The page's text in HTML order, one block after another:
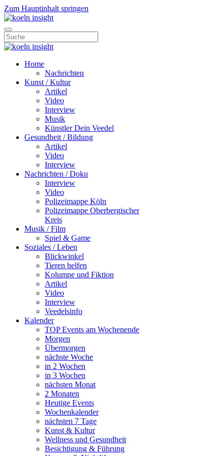
Zum Hauptinhalt springen
Home
Nachrichten
Kunst / Kultur
Artikel
Video
Interview
Musik
Künstler Dein Veedel
Gesundheit / Bildung
Artikel
Video
Interview
Nachrichten / Doku
Interview
Video
Polizeimappe Köln
Polizeimappe Oberbergischer
Kreis
Musik / Film
Spiel & Game
Soziales / Leben
Blickwinkel
Tieren helfen
Kolumne und Fiktion
Artikel
Video
Interview
Veedelsinfo
Kalender
TOP Events am Wochenende
Morgen
Übermorgen
nächste Woche
in 2 Wochen
in 3 Wochen
nächsten Monat
2 Monaten
Heutige Events
Wochenkalender
nächsten 7 Tage
Kunst & Kultur
Wellness und Gesundheit
Besichtigung & Führung